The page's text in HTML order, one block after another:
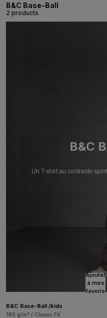
B&C Base-Ball
2 products
B&C
Un T-shirt au contraste
Ajouter
à mes
favoris
B&C Base-Ball /kids
185 g/m² / Classic Fit